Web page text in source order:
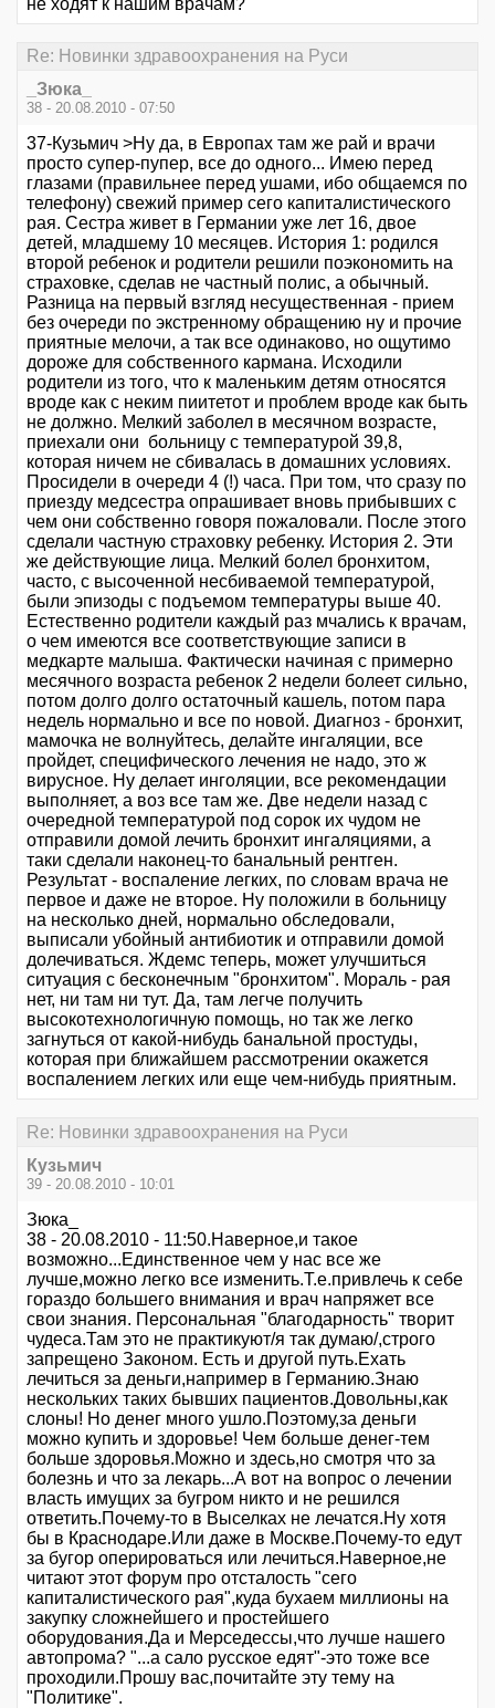
не ходят к нашим врачам?
Re: Новинки здравоохранения на Руси
_Зюка_
38 - 20.08.2010 - 07:50
37-Кузьмич >Ну да, в Европах там же рай и врачи
просто супер-пупер, все до одного... Имею перед
глазами (правильнее перед ушами, ибо общаемся по
телефону) свежий пример сего капиталистического
рая. Сестра живет в Германии уже лет 16, двое
детей, младшему 10 месяцев. История 1: родился
второй ребенок и родители решили поэкономить на
страховке, сделав не частный полис, а обычный.
Разница на первый взгляд несущественная - прием
без очереди по экстренному обращению ну и прочие
приятные мелочи, а так все одинаково, но ощутимо
дороже для собственного кармана. Исходили
родители из того, что к маленьким детям относятся
вроде как с неким пиитетот и проблем вроде как быть
не должно. Мелкий заболел в месячном возрасте,
приехали они больницу с температурой 39,8,
которая ничем не сбивалась в домашних условиях.
Просидели в очереди 4 (!) часа. При том, что сразу по
приезду медсестра опрашивает вновь прибывших с
чем они собственно говоря пожаловали. После этого
сделали частную страховку ребенку. История 2. Эти
же действующие лица. Мелкий болел бронхитом,
часто, с высоченной несбиваемой температурой,
были эпизоды с подъемом температуры выше 40.
Естественно родители каждый раз мчались к врачам,
о чем имеются все соответствующие записи в
медкарте малыша. Фактически начиная с примерно
месячного возраста ребенок 2 недели болеет сильно,
потом долго долго остаточный кашель, потом пара
недель нормально и все по новой. Диагноз - бронхит,
мамочка не волнуйтесь, делайте ингаляции, все
пройдет, специфического лечения не надо, это ж
вирусное. Ну делает инголяции, все рекомендации
выполняет, а воз все там же. Две недели назад с
очередной температурой под сорок их чудом не
отправили домой лечить бронхит ингаляциями, а
таки сделали наконец-то банальный рентген.
Результат - воспаление легких, по словам врача не
первое и даже не второе. Ну положили в больницу
на несколько дней, нормально обследовали,
выписали убойный антибиотик и отправили домой
долечиваться. Ждемс теперь, может улучшиться
ситуация с бесконечным "бронхитом". Мораль - рая
нет, ни там ни тут. Да, там легче получить
высокотехнологичную помощь, но так же легко
загнуться от какой-нибудь банальной простуды,
которая при ближайшем рассмотрении окажется
воспалением легких или еще чем-нибудь приятным.
Re: Новинки здравоохранения на Руси
Кузьмич
39 - 20.08.2010 - 10:01
Зюка_
38 - 20.08.2010 - 11:50.Наверное,и такое
возможно...Единственное чем у нас все же
лучше,можно легко все изменить.Т.е.привлечь к себе
гораздо большего внимания и врач напряжет все
свои знания. Персональная "благодарность" творит
чудеса.Там это не практикуют/я так думаю/,строго
запрещено Законом. Есть и другой путь.Ехать
лечиться за деньги,например в Германию.Знаю
нескольких таких бывших пациентов.Довольны,как
слоны! Но денег много ушло.Поэтому,за деньги
можно купить и здоровье! Чем больше денег-тем
больше здоровья.Можно и здесь,но смотря что за
болезнь и что за лекарь...А вот на вопрос о лечении
власть имущих за бугром никто и не решился
ответить.Почему-то в Выселках не лечатся.Ну хотя
бы в Краснодаре.Или даже в Москве.Почему-то едут
за бугор оперироваться или лечиться.Наверное,не
читают этот форум про отсталость "сего
капиталистического рая",куда бухаем миллионы на
закупку сложнейшего и простейшего
оборудования.Да и Мерседессы,что лучше нашего
автопрома? "...а сало русское едят"-это тоже все
проходили.Прошу вас,почитайте эту тему на
"Политике".